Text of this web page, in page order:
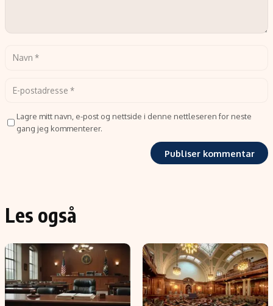
Lagre mitt navn, e-post og nettside i denne nettleseren for neste
gang jeg kommenterer.
Les også